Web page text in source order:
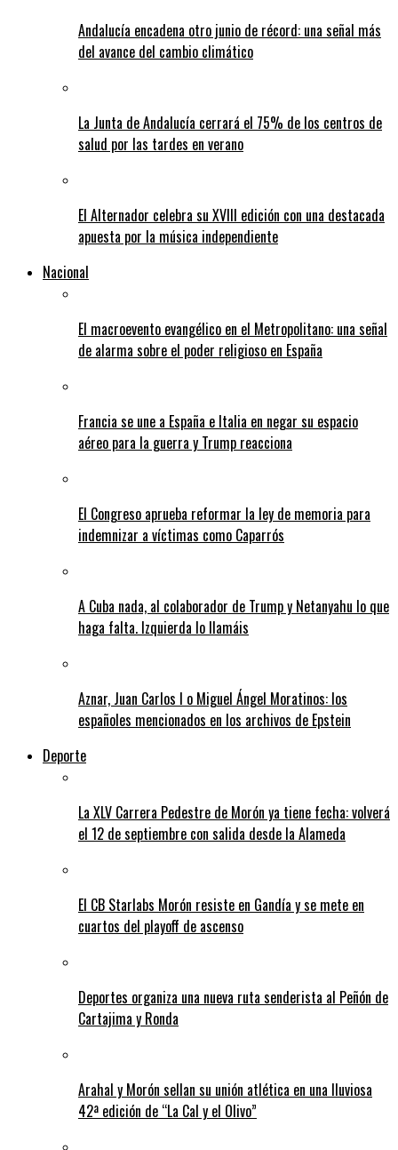
Andalucía encadena otro junio de récord: una señal más
del avance del cambio climático
La Junta de Andalucía cerrará el 75% de los centros de
salud por las tardes en verano
El Alternador celebra su XVIII edición con una destacada
apuesta por la música independiente
Nacional
El macroevento evangélico en el Metropolitano: una señal
de alarma sobre el poder religioso en España
Francia se une a España e Italia en negar su espacio
aéreo para la guerra y Trump reacciona
El Congreso aprueba reformar la ley de memoria para
indemnizar a víctimas como Caparrós
A Cuba nada, al colaborador de Trump y Netanyahu lo que
haga falta. Izquierda lo llamáis
Aznar, Juan Carlos I o Miguel Ángel Moratinos: los
españoles mencionados en los archivos de Epstein
Deporte
La XLV Carrera Pedestre de Morón ya tiene fecha: volverá
el 12 de septiembre con salida desde la Alameda
El CB Starlabs Morón resiste en Gandía y se mete en
cuartos del playoff de ascenso
Deportes organiza una nueva ruta senderista al Peñón de
Cartajima y Ronda
Arahal y Morón sellan su unión atlética en una lluviosa
42ª edición de “La Cal y el Olivo”